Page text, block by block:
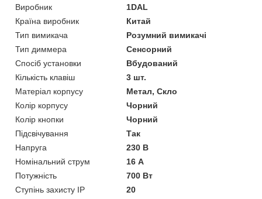
Виробник
1DAL
Країна виробник
Китай
Тип вимикача
Розумний вимикачі
Тип диммера
Сенсорний
Спосіб установки
Вбудований
Кількість клавіш
3 шт.
Матеріал корпусу
Метал, Скло
Колір корпусу
Чорний
Колір кнопки
Чорний
Підсвічування
Так
Напруга
230 В
Номінальний струм
16 А
Потужність
700 Вт
Ступінь захисту IP
20